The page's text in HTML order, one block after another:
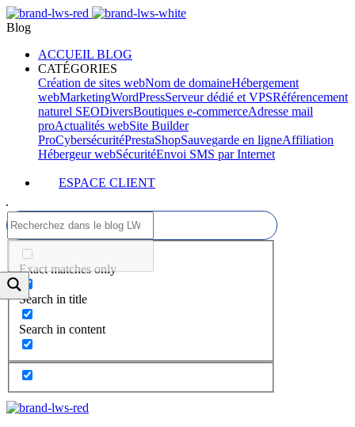
Blog
ACCUEIL BLOG
CATÉGORIES
Création de sites webNom de domaineHébergement
webMarketingWordPressServeur dédié et VPSRéférencement
naturel SEODiversBoutiques e-commerceAdresse mail
proActualités webSite Builder
ProCybersécuritéPrestaShopSauvegarde en ligneAffiliation
Hébergeur webSécuritéEnvoi SMS par Internet
ESPACE CLIENT
Exact matches only
Search in title
Search in content